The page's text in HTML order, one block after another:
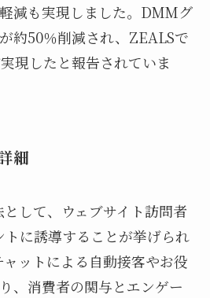
減も実現しました。DMMグ
約50％削減され、ZEALSで
現したと報告されていま
細
して、ウェブサイト訪問者
に誘導することが挙げられ
ットによる自動接客やお役
、消費者の関与とエンゲー